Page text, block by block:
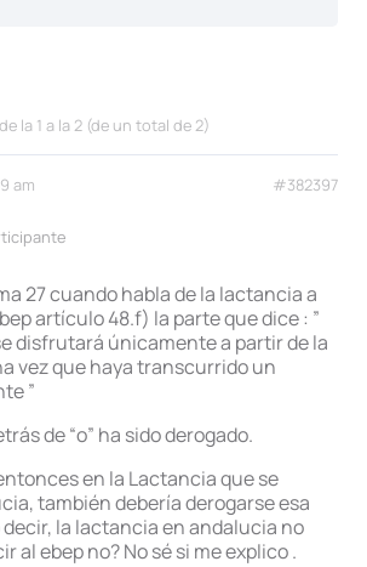
la 1 a la 2 (de un total de 2)
am #382397
27 cuando habla de la lactancia a
artículo 48.f) la parte que dice : ”
disfrutará únicamente a partir de la
vez que haya transcurrido un
”
de “o” ha sido derogado.
en la Lactancia que se
también debería derogarse esa
la lactancia en andalucia no
al ebep no? No sé si me explico .